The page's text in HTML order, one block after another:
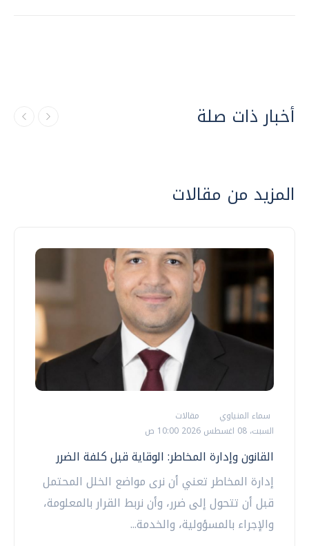
أخبار ذات صلة
المزيد من مقالات
سماء المنياوي
مقالات
السبت، 08 اغسطس 2026 10:00 ص
القانون وإدارة المخاطر: الوقاية قبل كلفة الضرر
إدارة المخاطر تعني أن نرى مواضع الخلل المحتمل
قبل أن تتحول إلى ضرر، وأن نربط القرار بالمعلومة،
والإجراء بالمسؤولية، والخدمة...